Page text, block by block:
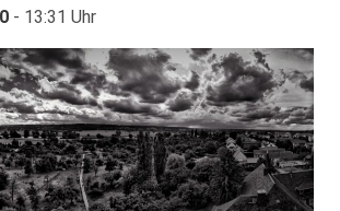
- 13:31 Uhr